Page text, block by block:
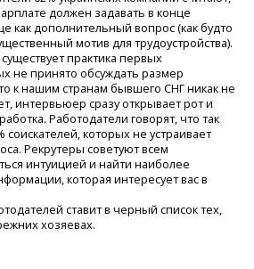
должен задавать в конце
как дополнительный вопрос (как будто
мотив для трудоустройства).
практика первых
не принято обсуждать размер
к нашим странам бывшего СНГ никак не
интервьюер сразу открывает рот и
Работодатели говорят, что так
которых не устраивает
Рекрутеры советуют всем
интуицией и найти наиболее
которая интересует вас в
ставит в черный список тех,
хозяевах.